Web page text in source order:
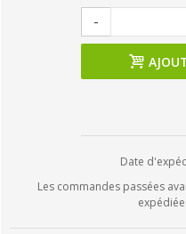
-
Date
Les commandes passées